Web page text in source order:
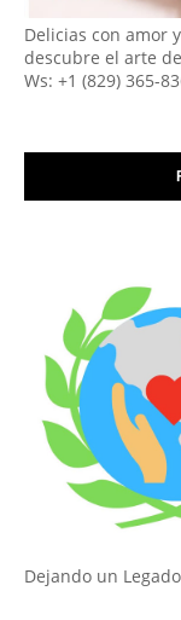
Delicias con amor
descubre el arte
Ws: +1 (829) 365-
Dejando un